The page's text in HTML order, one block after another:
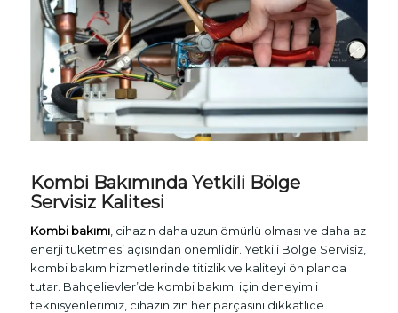
Kombi Bakımında Yetkili Bölge
Servisiz Kalitesi
Kombi bakımı, cihazın daha uzun ömürlü olması ve daha az
enerji tüketmesi açısından önemlidir. Yetkili Bölge Servisiz,
kombi bakım hizmetlerinde titizlik ve kaliteyi ön planda
tutar. Bahçelievler’de kombi bakımı için deneyimli
teknisyenlerimiz, cihazınızın her parçasını dikkatlice